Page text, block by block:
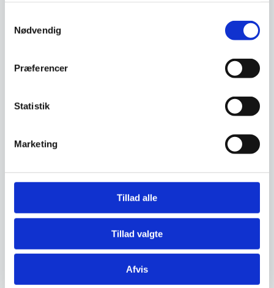
Nødvendig
Præferencer
Statistik
Marketing
Tillad alle
Tillad valgte
Afvis
Zwilling Magnetskinne, 45
cm., plastic
Adlon3 Knivmagnet af
produceret i teaktræ. Bag den
SPAR 38%